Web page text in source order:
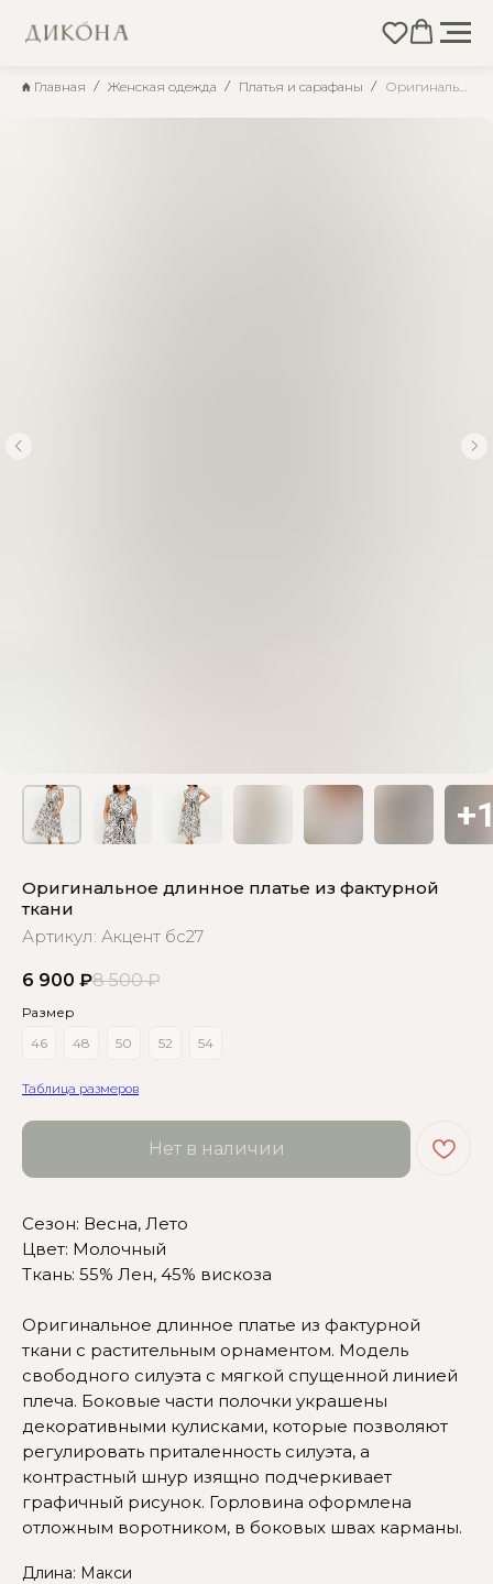
Главная Женская одежда Платья и сарафаны Оригинальное длинное платье из фактурной ткани
Оригинальное длинное платье из фактурной
ткани
Артикул: Акцент бс27
6 900 ₽8 500 ₽
Размер
46
48 50 52 54
Таблица размеров
Нет в наличии
Сезон: Весна, Лето
Цвет: Молочный
Ткань: 55% Лен, 45% вискоза
Оригинальное длинное платье из фактурной
ткани с растительным орнаментом. Модель
свободного силуэта с мягкой спущенной линией
плеча. Боковые части полочки украшены
декоративными кулисками, которые позволяют
регулировать приталенность силуэта, а
контрастный шнур изящно подчеркивает
графичный рисунок. Горловина оформлена
отложным воротником, в боковых швах карманы.
Длина: Макси
Сомневаетесь в выборе?
Нажмите сюда , чтобы
посмотреть размерную сетку
Или напишите нам и мы
вам поможем!